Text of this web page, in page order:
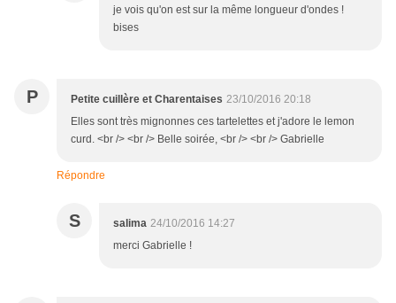
je vois qu'on est sur la même longueur d'ondes !
bises
P Petite cuillère et Charentaises 23/10/2016 20:18
Elles sont très mignonnes ces tartelettes et j'adore le lemon
curd. <br /> <br /> Belle soirée, <br /> <br /> Gabrielle
Répondre
S salima 24/10/2016 14:27
merci Gabrielle !